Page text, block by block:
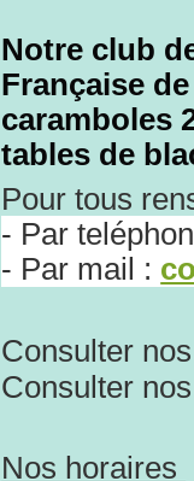
Notre club
Française
caramboles
tables de
Pour tous
- Par
- Par mail :
Consulter
Consulter
Nos horaires